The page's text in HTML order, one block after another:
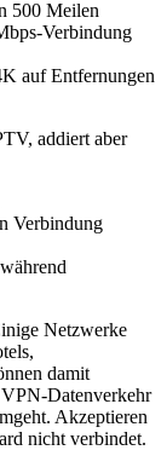
500 Meilen
Verbindung
auf Entfernungen
addiert aber
Verbindung
Netzwerke
damit
Datenverkehr
Akzeptieren
nicht verbindet.